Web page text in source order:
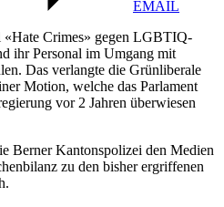
EMAIL
Crimes» gegen LGBTIQ-
ihr Personal im Umgang mit
Das verlangte die Grünliberale
Motion, welche das Parlament
vor 2 Jahren überwiesen
Berner Kantonspolizei den Medien
zu den bisher ergriffenen